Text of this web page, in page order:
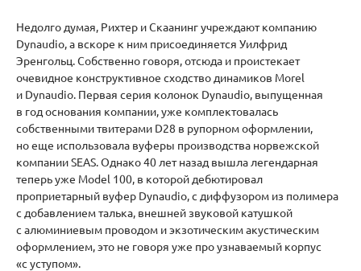
Недолго думая, Рихтер и Скаанинг учреждают компанию
Dynaudio, а вскоре к ним присоединяется Уилфрид
Эренгольц. Собственно говоря, отсюда и проистекает
очевидное конструктивное сходство динамиков Morel
и Dynaudio. Первая серия колонок Dynaudio, выпущенная
в год основания компании, уже комплектовалась
собственными твитерами D28 в рупорном оформлении,
но еще использовала вуферы производства норвежской
компании SEAS. Однако 40 лет назад вышла легендарная
теперь уже Model 100, в которой дебютировал
проприетарный вуфер Dynaudio, с диффузором из полимера
с добавлением талька, внешней звуковой катушкой
с алюминиевым проводом и экзотическим акустическим
оформлением, это не говоря уже про узнаваемый корпус
«с уступом».